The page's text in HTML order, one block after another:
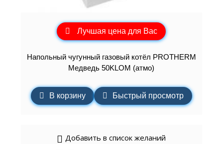
Лучшая цена для Вас
Напольный чугунный газовый котёл PROTHERM
Медведь 50KLOM (атмо)
В корзину Быстрый просмотр
Добавить в список желаний